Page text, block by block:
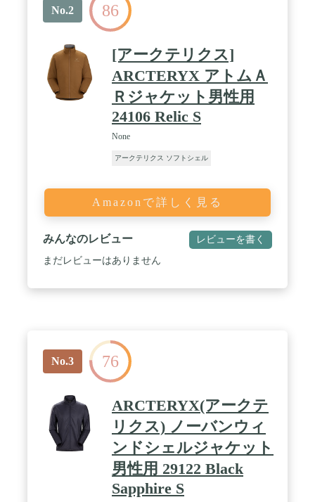
No.2 86
[アークテリクス]
ARCTERYX アトムＡ
Ｒジャケット男性用
24106 Relic S
None
アークテリクス ソフトシェル
Amazonで詳しく見る
みんなのレビュー レビューを書く
まだレビューはありません
No.3 76
ARCTERYX(アークテ
リクス) ノーバンウィ
ンドシェルジャケット
男性用 29122 Black
Sapphire S